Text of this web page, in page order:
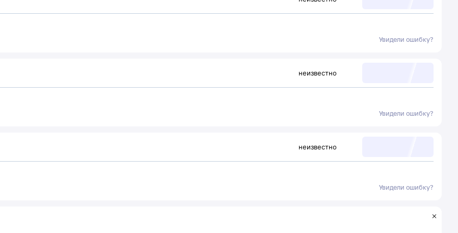
Увидели ошибку?
неизвестно
Увидели ошибку?
неизвестно
Увидели ошибку?